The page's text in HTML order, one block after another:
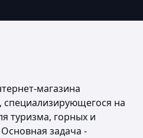
магазина
специализирующегося на
туризма, горных и
задача -